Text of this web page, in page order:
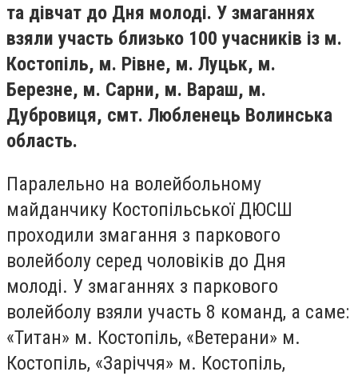
та дівчат до Дня молоді. У змаганнях
взяли участь близько 100 учасників із м.
Костопіль, м. Рівне, м. Луцьк, м.
Березне, м. Сарни, м. Вараш, м.
Дубровиця, смт. Любленець Волинська
область.
Паралельно на волейбольному
майданчику Костопільської ДЮСШ
проходили змагання з паркового
волейболу серед чоловіків до Дня
молоді. У змаганнях з паркового
волейболу взяли участь 8 команд, а саме:
«Титан» м. Костопіль, «Ветерани» м.
Костопіль, «Заріччя» м. Костопіль,